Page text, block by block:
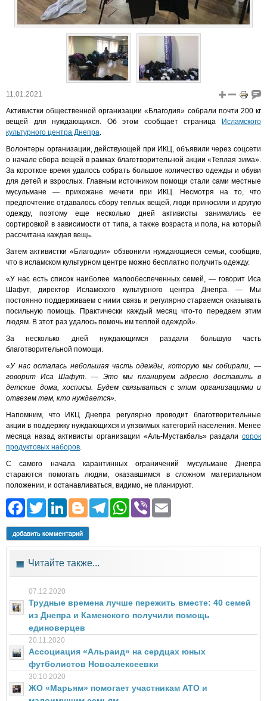
11.01.2021
Активистки общественной организации «Благодия» собрали почти 200 кг
вещей для нуждающихся. Об этом сообщает страница
Исламского
культурного центра Днепра.
Волонтеры организации, действующей при ИКЦ, объявили через соцсети
о начале сбора вещей в рамках благотворительной акции «Теплая зима».
За короткое время удалось собрать большое количество одежды и обуви
для детей и взрослых. Главным источником помощи стали сами местные
мусульмане — прихожане мечети при ИКЦ. Несмотря на то, что
предпочтение отдавалось сбору теплых вещей, люди приносили и другую
одежду, поэтому еще несколько дней активисты занимались ее
сортировкой в зависимости от типа, а также возраста и пола, на который
рассчитана каждая вещь.
Затем активистки «Благодии» обзвонили нуждающиеся семьи, сообщив,
что в исламском культурном центре можно бесплатно получить одежду.
«У нас есть список наиболее малообеспеченных семей, — говорит Иса
Шафут, директор Исламского культурного центра Днепра. — Мы
постоянно поддерживаем с ними связь и регулярно стараемся оказывать
посильную помощь. Практически каждый месяц что-то передаем этим
людям. В этот раз удалось помочь им теплой одеждой».
За несколько дней нуждающимся раздали большую часть
благотворительной помощи.
«У нас осталась небольшая часть одежды, которую мы собирали, —
говорит Иса Шафут. — Это мы планируем адресно доставить в
детские дома, хосписы. Будем связываться с этим организациями и
отвезем тем, кто нуждается».
Напомним, что ИКЦ Днепра регулярно проводит благотворительные
акции в поддержку нуждающихся и уязвимых категорий населения. Менее
месяца назад активисты организации «Аль-Мустакбаль» раздали сорок
продуктовых наборов.
С самого начала карантинных ограничений мусульмане Днепра
стараются помогать людям, оказавшимся в сложном материальном
положении, и останавливаться, видимо, не планируют.
Facebook
Twitter
LinkedIn
Blogger
Telegram
WhatsApp
Viber
добавить комментарий
Читайте также...
07.12.2020
Трудные времена лучше пережить вместе: 40 семей
из Днепра и Каменского получили помощь
единоверцев
20.11.2020
Ассоциация «Альраид» на сердцах юных
футболистов Новоалексеевки
30.10.2020
ЖО «Марьям» помогает участникам АТО и